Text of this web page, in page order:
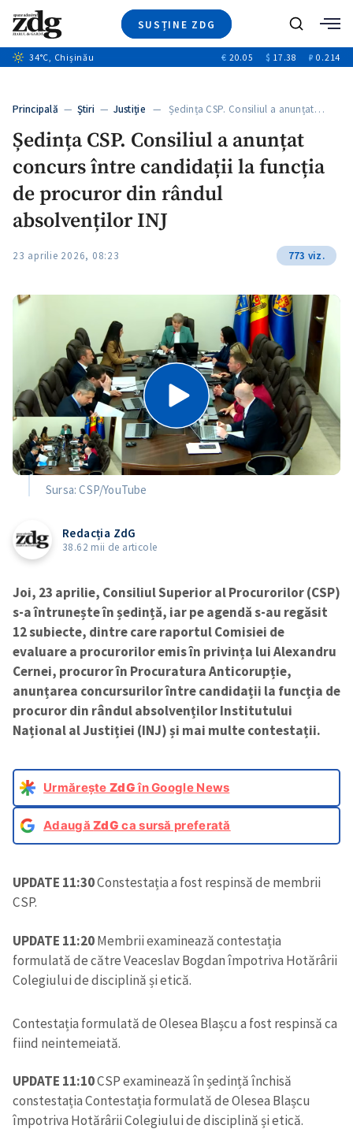
SUSȚINE ZDG
Ştiri
+10
Video
Special
Blog
Caută
34°C, Chișinău € 20.05 $ 17.38 ₽ 0.214
Principală — Ştiri — Justiție— Ședința CSP. Consiliul a anunțat…
Ședința CSP. Consiliul a anunțat
concurs între candidații la funcția
de procuror din rândul
absolvenților INJ
23 aprilie 2026, 08:23 773 viz.
Sursa: CSP/YouTube
Redacția ZdG
38.62 mii de articole
Joi, 23 aprilie, Consiliul Superior al Procurorilor (CSP)
s-a întrunește în ședință, iar pe agendă s-au regăsit
12 subiecte, dintre care raportul Comisiei de
evaluare a procurorilor emis în privința lui Alexandru
Cernei, procuror în Procuratura Anticorupție,
anunțarea concursurilor între candidații la funcția de
procuror din rândul absolvenților Institutului
Național al Justiției (INJ) și mai multe contestații.
Urmărește ZdGîn Google News
AdaugăZdG ca sursă preferată
UPDATE 11:30Constestația a fost respinsă de membrii
CSP.
UPDATE 11:20Membrii examinează contestația
formulată de către Veaceslav Bogdan împotriva Hotărârii
Colegiului de disciplină și etică.
Contestația formulată de Olesea Blașcu a fost respinsă ca
fiind neintemeiată.
UPDATE 11:10CSP examinează în ședință închisă
constestația Contestația formulată de Olesea Blașcu
împotriva Hotărârii Colegiului de disciplină și etică.